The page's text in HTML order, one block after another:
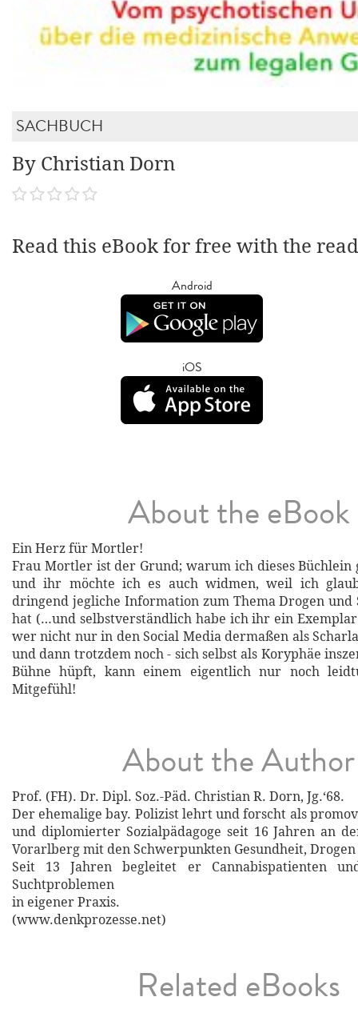
SACHBUCH
By Christian Dorn
Read this eBook for free with the
Android
iOS
About the eBook
Ein Herz für Mortler!
Frau Mortler ist der Grund; warum ich dieses Büchlein
und ihr möchte ich es auch widmen, weil ich
dringend jegliche Information zum Thema Drogen
hat (…und selbstverständlich habe ich ihr ein
wer nicht nur in den Social Media dermaßen als
und dann trotzdem noch - sich selbst als Koryphäe
Bühne hüpft, kann einem eigentlich nur noch
Mitgefühl!
About the Author
Prof. (FH). Dr. Dipl. Soz.-Päd. Christian R. Dorn, Jg.‘68.
Der ehemalige bay. Polizist lehrt und forscht als
und diplomierter Sozialpädagoge seit 16 Jahren an
Vorarlberg mit den Schwerpunkten Gesundheit,
Seit 13 Jahren begleitet er Cannabispatienten
Suchtproblemen
in eigener Praxis.
(www.denkprozesse.net)
Related eBooks